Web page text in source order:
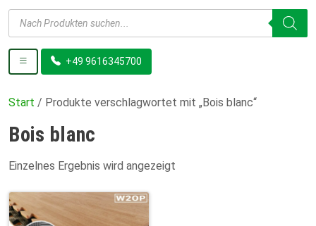
Products
search
+49 9616345700
Start / Produkte verschlagwortet mit „Bois blanc“
Bois blanc
Einzelnes Ergebnis wird angezeigt